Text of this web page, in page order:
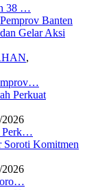
38 …
,
Perk…